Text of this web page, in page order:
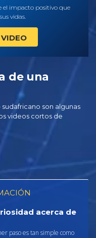
el impacto positivo que
vidas.
de una
son algunas
videos cortos de
acerca de
paso es tan simple como